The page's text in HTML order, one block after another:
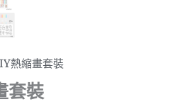
熱縮畫套裝
套裝